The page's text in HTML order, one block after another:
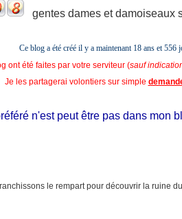
gentes dames et damoiseaux
Ce blog a été créé il y a maintenant 18 ans et556
ont été faites par votre serviteur (sauf
Je les partagerai volontiers sur simple
n'est peut être pas dans mon